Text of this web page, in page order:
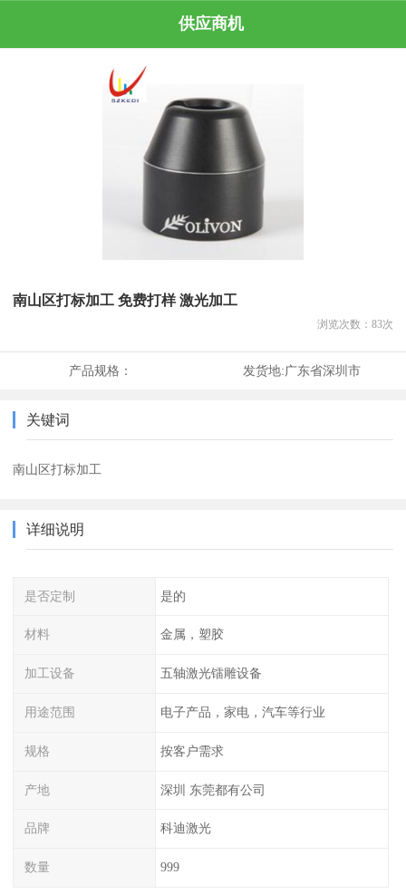
供应商机
南山区打标加工 免费打样 激光加工
浏览次数： 83次
产品规格： 发货地:广东省深圳市
关键词
南山区打标加工
详细说明
是否定制 是的
材料 金属，塑胶
加工设备 五轴激光镭雕设备
用途范围 电子产品，家电，汽车等行业
规格 按客户需求
产地 深圳 东莞都有公司
品牌 科迪激光
数量 999